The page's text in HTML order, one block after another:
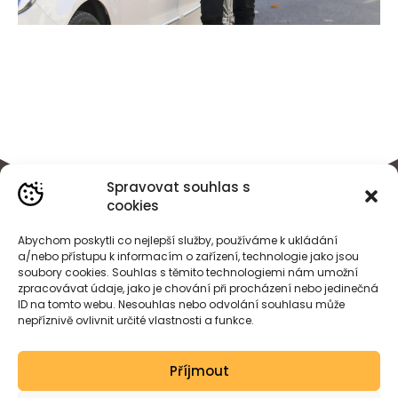
Spravovat souhlas s
cookies
Abychom poskytli co nejlepší služby, používáme k ukládání
a/nebo přístupu k informacím o zařízení, technologie jako jsou
soubory cookies. Souhlas s těmito technologiemi nám umožní
zpracovávat údaje, jako je chování při procházení nebo jedinečná
ID na tomto webu. Nesouhlas nebo odvolání souhlasu může
nepříznivě ovlivnit určité vlastnosti a funkce.
Příjmout
BÁRAHEJDOVÁ